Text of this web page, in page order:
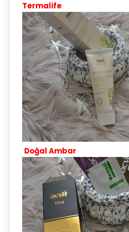
Termalife
Doğal Ambar